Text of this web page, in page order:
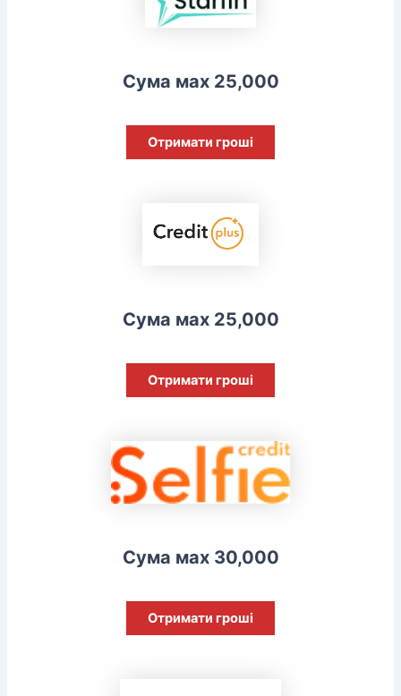
Сума мах 25,000
Отримати гроші
Сума мах 25,000
Отримати гроші
Сума мах 30,000
Отримати гроші